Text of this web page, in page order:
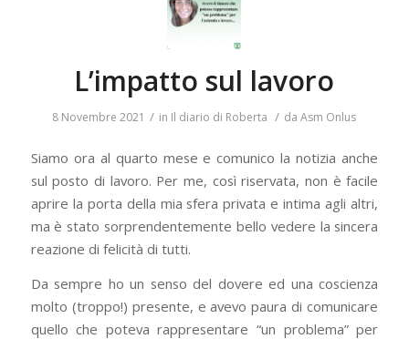
L’impatto sul lavoro
8 Novembre 2021 / in Il diario di Roberta / daAsm Onlus
Siamo ora al quarto mese e comunico la notizia anche
sul posto di lavoro. Per me, così riservata, non è facile
aprire la porta della mia sfera privata e intima agli altri,
ma è stato sorprendentemente bello vedere la sincera
reazione di felicità di tutti.
Da sempre ho un senso del dovere ed una coscienza
molto (troppo!) presente, e avevo paura di comunicare
quello che poteva rappresentare “un problema” per